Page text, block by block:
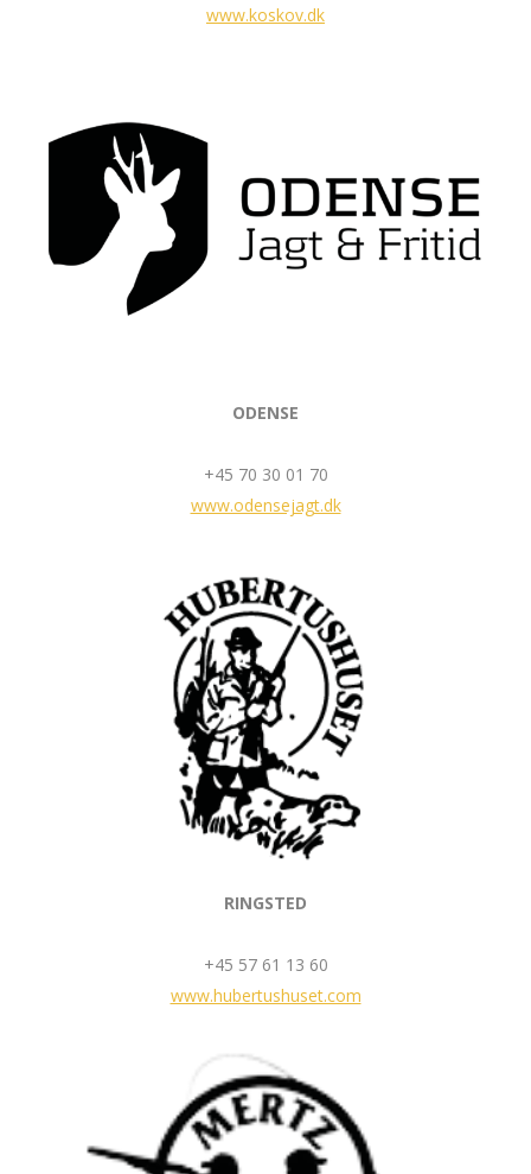
www.koskov.dk
ODENSE
+45 70 30 01 70
www.odensejagt.dk
RINGSTED
+45 57 61 13 60
www.hubertushuset.com